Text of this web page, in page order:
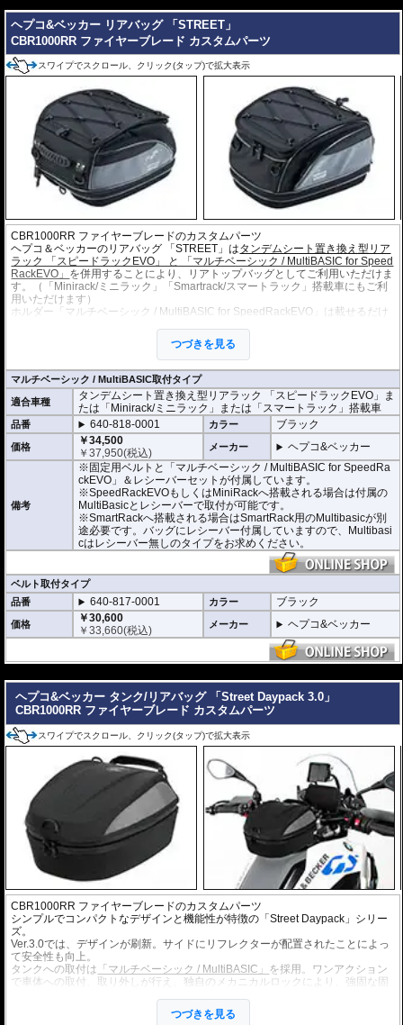
高品質マテリアル採用
耐久性に優れた高品質素材を使用し、日常使用からロングツーリングまで安
心して使用可能。質感にも優れ、車体との一体感を演出。
簡単取付設計
タンクへの取付は「マルチベーシック / MultiBASIC」 を採用。ワンアクショ
ンで車体への取付、取り外しが行え、独自のメカニカルロックにより、強固
な固定を実現。
充実のオプション
バッグの開閉ロックやバッグの車体へのロックなど様々なセキュリティオプ
ションの使用が可能。
ヘプコ&ベッカー リアバッグ 「STREET」
CBR1000RR ファイヤーブレード カスタムパーツ
スワイプでスクロール、クリック(タップ)で拡大表示
CBR1000RR ファイヤーブレードのカスタムパーツ
ヘプコ＆ベッカーのリアバッグ 「STREET」はタンデムシート置き換え型リア
ラック 「スピードラックEVO」 と 「マルチベーシック / MultiBASIC for Speed
RackEVO」 を併用することにより、リアトップバッグとしてご利用いただけま
す。（「Minirack/ミニラック」「Smartrack/スマートラック」搭載車にもご利
用いただけます）
ホルダー「マルチベーシック / MultiBASIC for SpeedRackEVO」は載せるだけ
っ張るだけでロックを解除できます。安全で強固に固定され脱落の心配もあり
またタンデムシートへベルトで固定するタイプもございます。(バッグ自体の仕
様は全く同じです)
・荷物の量に合わせて調整できる可変容量リアバッグ。ツーリングに便利な機
能を凝縮したリアバッグです。
・撥水加工。 (完全防水を保証するものではありません)
・小物を入れるのに便利なサイドポケット
・バッグの開閉ロックやバッグの車体へのロックなど様々なセキュリティオプ
ション
の使用が可能。
・容量 7L(拡張時 10L)。
・外寸 H x W x D : 約18-25 x 26 x 31 cm
つづきを見る
マルチベーシック / MultiBASIC取付タイプ
適合車種
タンデムシート置き換え型リアラック 「スピードラックEVO」ま
たは「Minirack/ミニラック」または「スマートラック」搭載車
品番 640-818-0001 カラー ブラック
価格
￥34,500
￥37,950(税込) メーカー ヘプコ&ベッカー
備考
※固定用ベルトと「マルチベーシック / MultiBASIC for SpeedRa
ckEVO」＆レシーバーセットが付属しています。
※SpeedRackEVOもしくはMiniRackへ搭載される場合は付属の
MultiBasicとレシーバーで取付が可能です。
※SmartRackへ搭載される場合はSmartRack用のMultibasicが別
途必要です。バッグにレシーバー付属していますので、Multibasi
cはレシーバー無しのタイプをお求めください。
ベルト取付タイプ
品番
640-817-0001 カラー ブラック
価格
￥30,600
￥33,660(税込) メーカー ヘプコ&ベッカー
ヘプコ&ベッカー タンク/リアバッグ 「Street Daypack 3.0」
CBR1000RR ファイヤーブレード カスタムパーツ
スワイプでスクロール、クリック(タップ)で拡大表示
CBR1000RR ファイヤーブレードのカスタムパーツ
シンプルでコンパクトなデザインと機能性が特徴の「Street Daypack」シリー
ズ。
Ver.3.0では、デザインが刷新。サイドにリフレクターが配置されたことによっ
て安全性も向上。
タンクへの取付は 「マルチベーシック / MultiBASIC」 を採用。ワンアクション
で車体への取付、取り外しが行え、独自のメカニカルロックにより、強固な固
つづきを見る